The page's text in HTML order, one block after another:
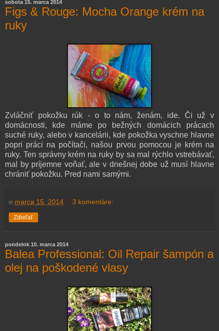
sobota 15. marca 2014
Figs & Rouge: Mocha Orange krém na
ruky
Zvláčniť pokožku rúk - o to nám, ženám, ide. Či už v
domácnosti, kde máme po bežných domácich prácach
suché ruky, alebo v kancelárii, kde pokožka vyschne hlavne
popri práci na počítači, našou prvou pomocou je krém na
ruky. Ten správny krém na ruky by sa mal rýchlo vstrebávať,
mal by príjemne voňať, ale v dnešnej dobe už musí hlavne
chrániť pokožku. Pred nami samými.
o marca 15, 2014 3 komentáre:
Zdieľať
pondelok 10. marca 2014
Balea Professional: Oil Repair šampón a
olej na poškodené vlasy